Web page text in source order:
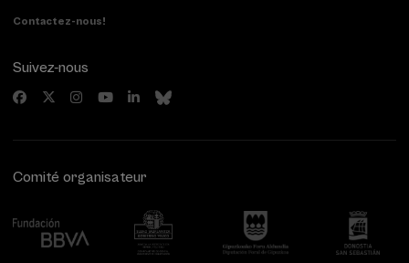
Contactez-nous!
Suivez-nous
Comité organisateur